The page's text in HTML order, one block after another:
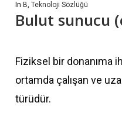
In B, Teknoloji Sözlüğü
Bulut sunucu
Fiziksel bir donanıma
ortamda çalışan ve
türüdür.